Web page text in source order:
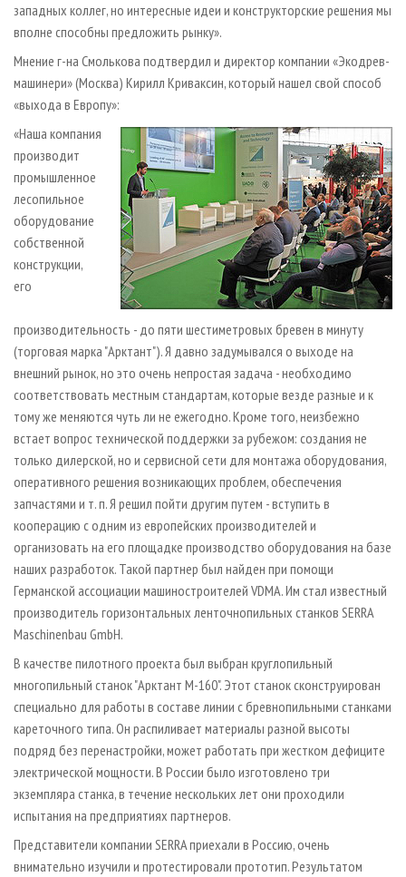
западных коллег, но интересные идеи и конструкторские решения мы
вполне способны предложить рынку».
Мнение г-на Смолькова подтвердил и директор компании «Экодрев-
машинери» (Москва) Кирилл Криваксин, который нашел свой способ
«выхода в Европу»:
«Наша компания
производит
промышленное
лесопильное
оборудование
собственной
конструкции,
его
производительность - до пяти шестиметровых бревен в минуту
(торговая марка "Арктант"). Я давно задумывался о выходе на
внешний рынок, но это очень непростая задача - необходимо
соответствовать местным стандартам, которые везде разные и к
тому же меняются чуть ли не ежегодно. Кроме того, неизбежно
встает вопрос технической поддержки за рубежом: создания не
только дилерской, но и сервисной сети для монтажа оборудования,
оперативного решения возникающих проблем, обеспечения
запчастями и т. п. Я решил пойти другим путем - вступить в
кооперацию с одним из европейских производителей и
организовать на его площадке производство оборудования на базе
наших разработок. Такой партнер был найден при помощи
Германской ассоциации машиностроителей VDMA. Им стал известный
производитель горизонтальных ленточнопильных станков SERRA
Maschinenbau GmbH.
В качестве пилотного проекта был выбран круглопильный
многопильный станок "Арктант М-160". Этот станок сконструирован
специально для работы в составе линии с бревнопильными станками
кареточного типа. Он распиливает материалы разной высоты
подряд без перенастройки, может работать при жестком дефиците
электрической мощности. В России было изготовлено три
экземпляра станка, в течение нескольких лет они проходили
испытания на предприятиях партнеров.
Представители компании SERRA приехали в Россию, очень
внимательно изучили и протестировали прототип. Результатом